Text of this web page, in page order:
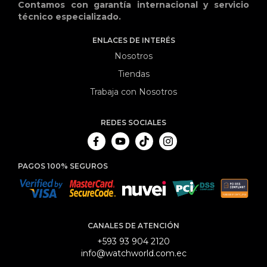
Contamos con garantía internacional y servicio
técnico especializado.
ENLACES DE INTERÉS
Nosotros
Tiendas
Trabaja con Nosotros
REDES SOCIALES
PAGOS 100% SEGUROS
CANALES DE ATENCIÓN
+593 93 904 2120
info@watchworld.com.ec